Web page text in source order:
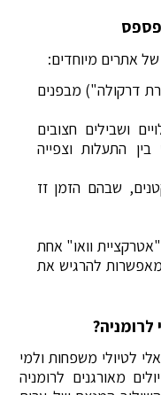
אתרים מיוחדים:
דרקולה") מבפנים
ושבילים חצובים
התעלות וצפייה
שבהם הזמן זז
וואו" אחת
להרגיש את
לטיולי משפחות ולמי
מאורגנים לרומניה